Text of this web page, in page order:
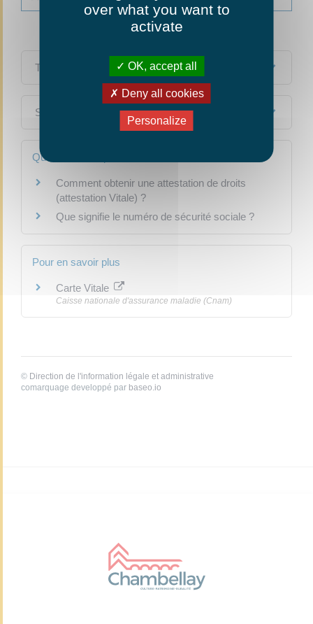
Textes de référence
Services en ligne et formulaires
Questions ? Réponses !
Comment obtenir une attestation de droits
(attestation Vitale) ?
Que signifie le numéro de sécurité sociale ?
Pour en savoir plus
Carte Vitale
Caisse nationale d'assurance maladie (Cnam)
© Direction de l'information légale et administrative
comarquage developpé par baseo.io
over what you want to
activate
OK, accept all
Deny all cookies
Personalize